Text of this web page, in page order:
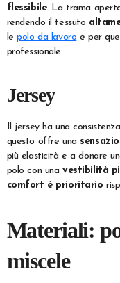
flessibile. La trama
rendendo il tessuto
lepolo da lavoro e per
professionale.
Jersey
Il jersey ha una
questo offre una
più elasticità e a donare
polo con una vestibilità
comfort è prioritario
Materiali:
miscele